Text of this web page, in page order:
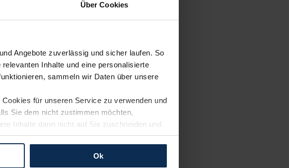
Über Cookies
Angebote zuverlässig und sicher laufen. So
Inhalte und eine personalisierte
sammeln wir Daten über unsere
für unseren Service zu verwenden und
Sie dem nicht zustimmen möchten,
Inhalte dann nicht auf Sie zuschneiden und
die Einstellungen jederzeit anpassen
Ok